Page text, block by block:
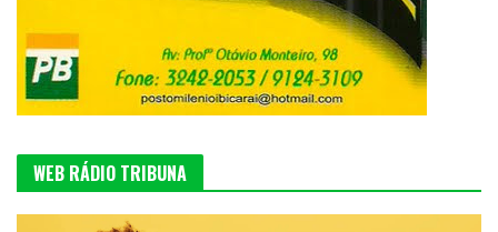
WEB RÁDIO TRIBUNA